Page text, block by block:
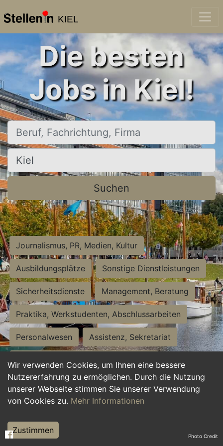
KIEL
Wir verwenden Cookies, um Ihnen eine bessere
Nutzererfahrung zu ermöglichen. Durch die Nutzung
unserer Webseite stimmen Sie unserer Verwendung
von Cookies zu. Mehr Informationen
Zustimmen
Die besten
Jobs in Kiel!
Beruf, Fachrichtung, Firma
Ort, Stadt
Suchen
Journalismus, PR, Medien, Kultur
Ausbildungsplätze Sonstige Dienstleistungen
Sicherheitsdienste Management, Beratung
Praktika, Werkstudenten, Abschlussarbeiten
Personalwesen Assistenz, Sekretariat
Hilfskräfte, Aushilfs- und Nebenjobs
Einkauf, Logistik, Materialwirtschaft
Weiterbildung, Studium, duale Ausbildung
Tourismus
Photo Credit